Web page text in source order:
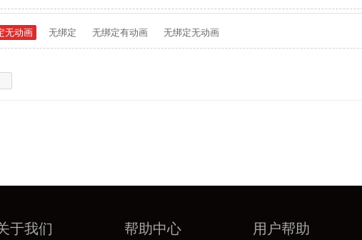
无动画 无绑定 无绑定有动画 无绑定无动画
于我们 帮助中心 用户帮助